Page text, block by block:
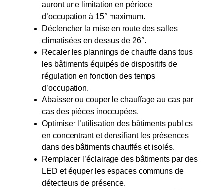
auront une limitation en période
d’occupation à 15° maximum.
Déclencher la mise en route des salles
climatisées en dessus de 26°.
Recaler les plannings de chauffe dans tous
les bâtiments équipés de dispositifs de
régulation en fonction des temps
d’occupation.
Abaisser ou couper le chauffage au cas par
cas des pièces inoccupées.
Optimiser l’utilisation des bâtiments publics
en concentrant et densifiant les présences
dans des bâtiments chauffés et isolés.
Remplacer l’éclairage des bâtiments par des
LED et équper les espaces communs de
détecteurs de présence.